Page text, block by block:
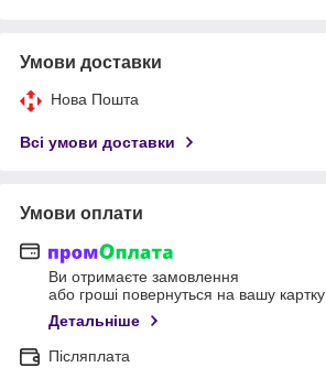
Умови доставки
Нова Пошта
Всі умови доставки
Умови оплати
Ви отримаєте замовлення
або гроші повернуться на вашу картку
Детальніше
Післяплата